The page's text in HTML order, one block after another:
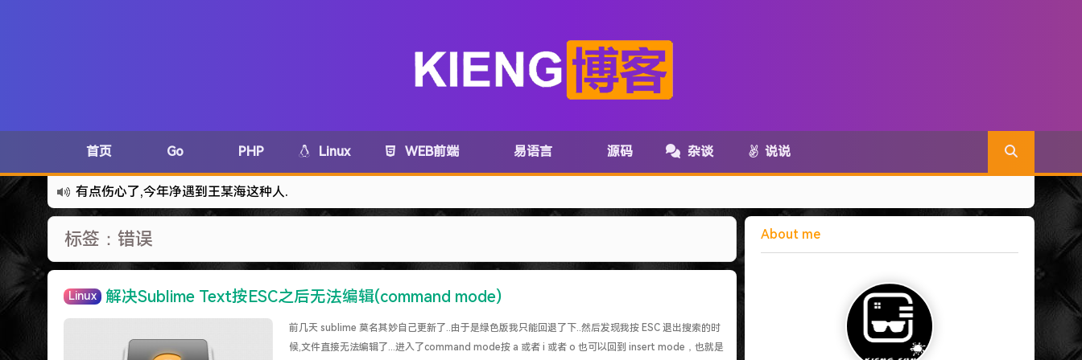
首页 Go PHP Linux WEB前端 易语言 源码 杂谈 说说
有点伤心了,今年净遇到王某海这种人.
难啊难...
七牛的JS SDK 的文档真坑啊.
蓝奏云分享部分地区无法访问需手动修改www.lanzous.com变为:www.lanzoux.com
好气啊~原来使用的CDN服务商莫名其妙的给我服务取消了~
2022-09-04被罚款200元记6分.
标签：错误
Linux 解决Sublime Text按ESC之后无法编辑(command mode)
前几天 sublime 莫名其妙自己更新了..由于是绿色版我只能回退了下..然后发现我按 ESC 退出搜索的时
候,文件直接无法编辑了...进入了command mode按 a 或者 i 或者 o 也可以回到 insert mode，也就是
About me